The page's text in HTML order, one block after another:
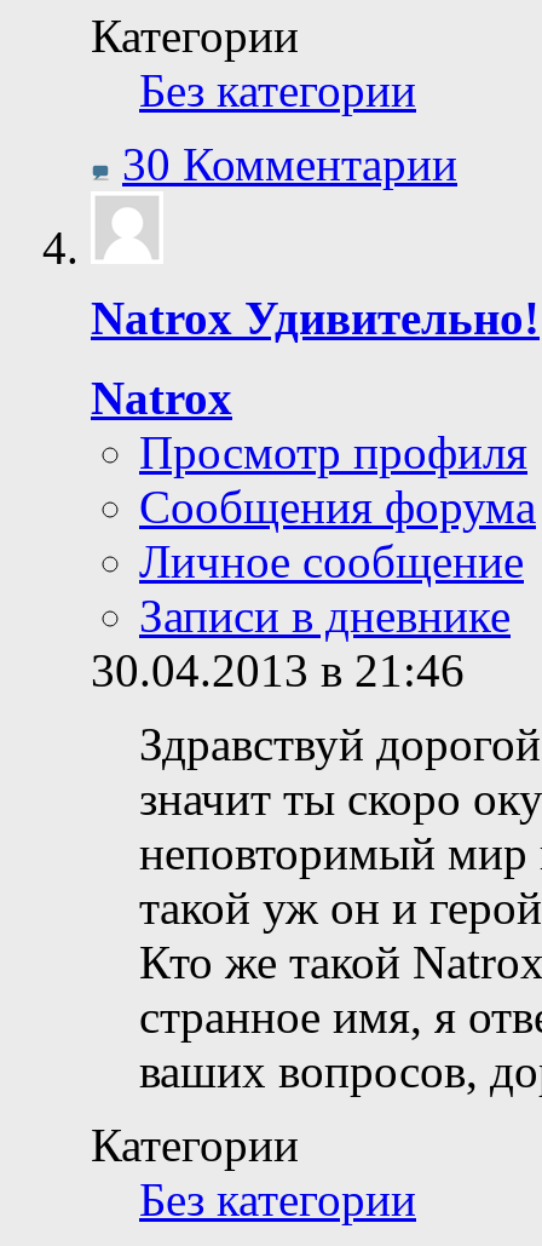
Категории
Без категории
30 Комментарии
Natrox Удивительно!
Natrox
Просмотр профиля
Сообщения форума
Личное сообщение
Записи в дневнике
30.04.2013 в 21:46
Здравствуй
значит ты скоро
неповторимый мир
такой уж он и
Кто же такой
странное имя, я
ваших вопросов,
Категории
Без категории